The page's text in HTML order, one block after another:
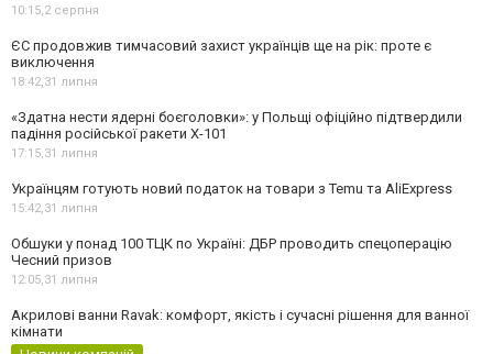
10:15,2 серпня
ЄС продовжив тимчасовий захист українців ще на рік: проте є
виключення
18:42,31 липня
«Здатна нести ядерні боєголовки»: у Польщі офіційно підтвердили
падіння російської ракети Х-101
17:15,31 липня
Українцям готують новий податок на товари з Temu та AliExpress
15:42,31 липня
Обшуки у понад 100 ТЦК по Україні: ДБР проводить спецоперацію
Чесний призов
12:05,31 липня
Акрилові ванни Ravak: комфорт, якість і сучасні рішення для ванної
кімнати